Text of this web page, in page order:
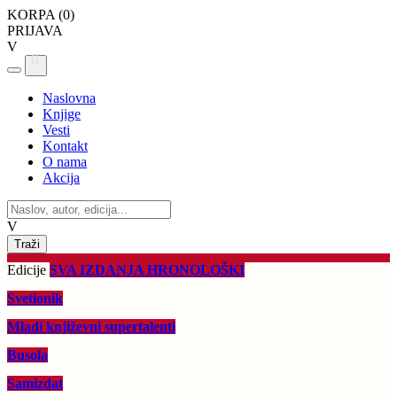
KORPA (0)
PRIJAVA
V
0
Naslovna
Knjige
Vesti
Kontakt
O nama
Akcija
V
Edicije SVA IZDANJA HRONOLOŠKI
Svetionik
Mladi književni supertalenti
Busola
Samizdat